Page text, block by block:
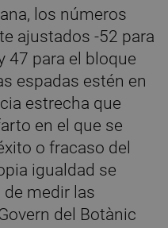
los números
ajustados -52 para
47 para el bloque
espadas estén en
estrecha que
en el que se
o fracaso del
igualdad se
medir las
del Botànic